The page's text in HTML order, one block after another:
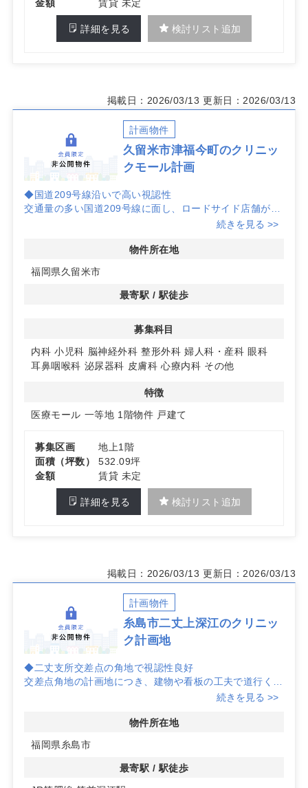
金額
賃貸 未定
詳細を見る 検討リスト追加
掲載日：2026/03/13 更新日：2026/03/13
計画物件
久留米市津福今町のクリニッ
クモール計画
◆国道209号線沿いで高い視認性
交通量の多い国道209号線に面し、ロードサイド店舗が連
なるエリアのため、車両からの認知機会を確保しやすい立
適した発信面を見込みやすい環境です。
◆生活導線上で家族層に届く集患力
同じ通りに家電量販店や飲食店、保育園が並ぶ日常利用の
幹線で、買物や送迎の導線上からの受診ニーズの取り込み
続を見据えた動線設計にも相性が良好です。
◆クリニックモール計画地の相乗効果
複数科目の集積を見据えた計画地のため、科目間の連携や
共有認知による集患力の底上げが期待できます。周辺のロ
ードサイド業種との相互認知も図りやすく、地域医療の受
け皿を広げるポテンシャルがあります。詳細はお問い合わ
続きを見る >>
物件所在地
福岡県久留米市
最寄駅 / 駅徒歩
募集科目
内科 小児科 脳神経外科 整形外科 婦人科・産科 眼科
耳鼻咽喉科 泌尿器科 皮膚科 心療内科 その他
特徴
医療モール 一等地 1階物件 戸建て
募集区画
地上1階
面積（坪数）
532.09坪
金額
賃貸 未定
詳細を見る 検討リスト追加
掲載日：2026/03/13 更新日：2026/03/13
計画物件
糸島市二丈上深江のクリニッ
ク計画地
◆二丈支所交差点の角地で視認性良好
交差点角地の計画地につき、建物や看板の工夫で道行く人
への認知を高めやすいロケーションです。クリニック開業
◆診療圏分析で内科の潜在ニーズが高評価
提供情報では、診療圏分析上「内科の潜在ニーズが抜群」
との示唆があります。一次・二次利用の想定患者像を描き
続きを見る >>
物件所在地
福岡県糸島市
最寄駅 / 駅徒歩